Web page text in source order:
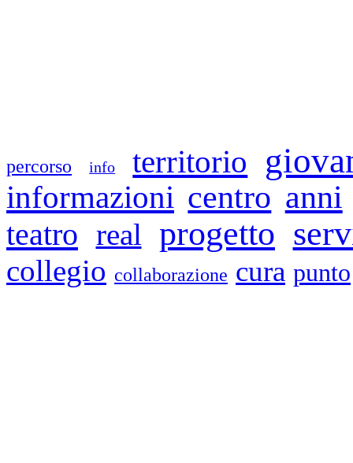
percorso info territorio
informazioni centro anni
teatro real progetto
collegio collaborazione cura punto